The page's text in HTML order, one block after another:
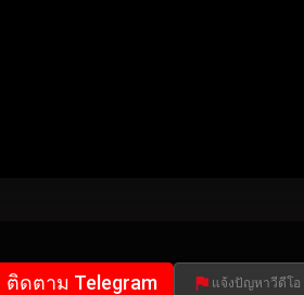
ติดตาม Telegram แจ้งปัญหาวีดีโอ